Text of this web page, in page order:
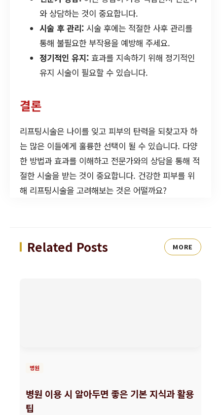
와 상담하는 것이 중요합니다.
시술 후 관리: 시술 후에는 적절한 사후 관리를
통해 불필요한 부작용을 예방해 주세요.
정기적인 유지: 효과를 지속하기 위해 정기적인
유지 시술이 필요할 수 있습니다.
결론
리프팅시술은 나이를 잊고 피부의 탄력을 되찾고자 하
는 많은 이들에게 훌륭한 선택이 될 수 있습니다. 다양
한 방법과 효과를 이해하고 전문가와의 상담을 통해 적
절한 시술을 받는 것이 중요합니다. 건강한 피부를 위
해 리프팅시술을 고려해보는 것은 어떨까요?
Related Posts MORE
병원
병원 이용 시 알아두면 좋은 기본 지식과 활용
팁